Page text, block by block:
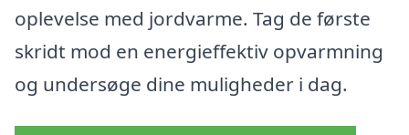
oplevelse med jordvarme. Tag de første
skridt mod en energieffektiv opvarmning
og undersøge dine muligheder i dag.